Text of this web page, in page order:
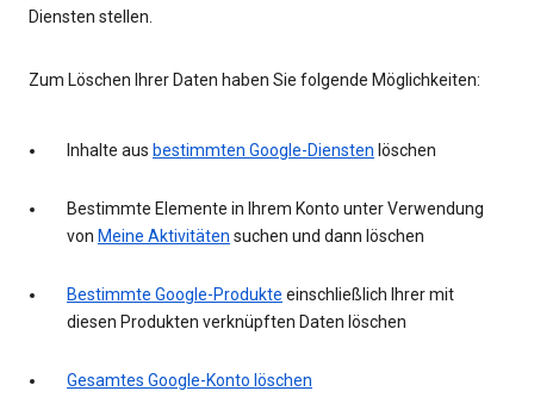
Diensten stellen.
Zum Löschen Ihrer Daten haben Sie folgende Möglichkeiten:
Inhalte aus bestimmten Google-Diensten löschen
Bestimmte Elemente in Ihrem Konto unter Verwendung
von Meine Aktivitäten suchen und dann löschen
Bestimmte Google-Produkte einschließlich Ihrer mit
diesen Produkten verknüpften Daten löschen
Gesamtes Google-Konto löschen